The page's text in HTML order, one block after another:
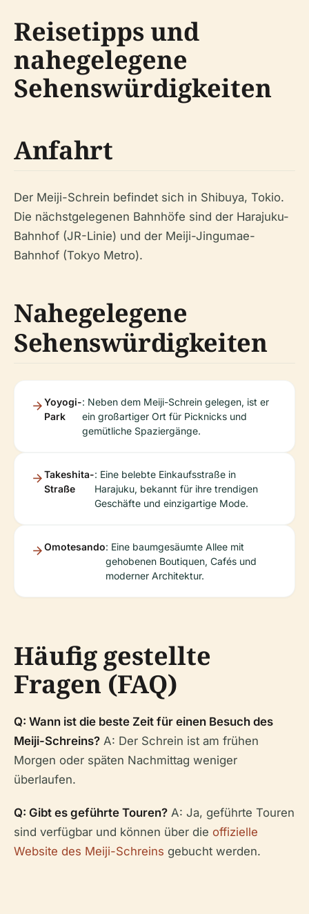
Reisetipps und
nahegelegene
Sehenswürdigkeiten
Anfahrt
Der Meiji-Schrein befindet sich in Shibuya, Tokio.
Die nächstgelegenen Bahnhöfe sind der Harajuku-
Bahnhof (JR-Linie) und der Meiji-Jingumae-
Bahnhof (Tokyo Metro).
Nahegelegene
Sehenswürdigkeiten
Yoyogi-
Park
: Neben dem Meiji-Schrein gelegen, ist er
ein großartiger Ort für Picknicks und
gemütliche Spaziergänge.
Takeshita-
Straße
: Eine belebte Einkaufsstraße in
Harajuku, bekannt für ihre trendigen
Geschäfte und einzigartige Mode.
Omotesando: Eine baumgesäumte Allee mit
gehobenen Boutiquen, Cafés und
moderner Architektur.
Häufig gestellte
Fragen (FAQ)
Q: Wann ist die beste Zeit für einen Besuch des
Meiji-Schreins? A: Der Schrein ist am frühen
Morgen oder späten Nachmittag weniger
überlaufen.
Q: Gibt es geführte Touren? A: Ja, geführte Touren
sind verfügbar und können über die offizielle
Website des Meiji-Schreins gebucht werden.